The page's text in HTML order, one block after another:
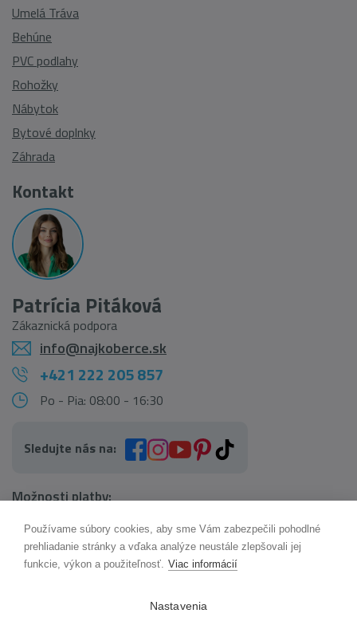
Umelá Tráva
Behúne
PVC podlahy
Rohožky
Nábytok
Bytové doplnky
Záhrada
Kontakt
Patrícia Pitáková
Zákaznická podpora
info@najkoberce.sk
+421 222 205 857
Po - Pia: 08:00 - 16:30
Sledujte nás na:
Možnosti platby:
Používame súbory cookies, aby sme Vám zabezpečili pohodlné
prehliadanie stránky a vďaka analýze neustále zlepšovali jej
funkcie, výkon a použiteľnosť. Viac informácií
Nastavenia
AI pomocník Maxík
Online